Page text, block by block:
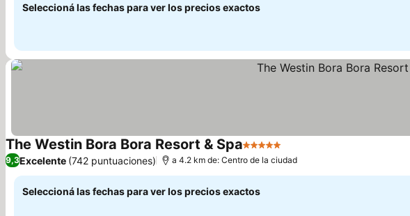
Seleccioná las fechas para ver los precios exactos
The Westin Bora Bora Resort & Spa5 Estrellas
9,3Excelente (742 puntuaciones) a 4.2 km de: Centro de la ciudad
Seleccioná las fechas para ver los precios exactos